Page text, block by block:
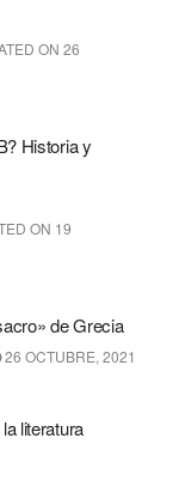
ON 26
Historia y
ON 19
de Grecia
26 OCTUBRE, 2021
literatura